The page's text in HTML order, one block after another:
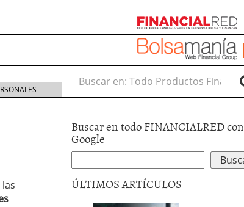
Buscar en:
Buscar en todo FINANCIALRED con
Google
ÚLTIMOS ARTÍCULOS